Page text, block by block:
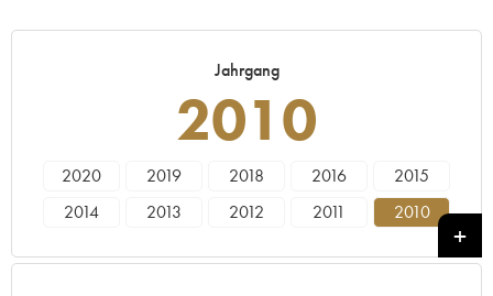
Jahrgang
2010
2020 2019 2018 2016
2015
2014
2013 2012 2011
2010